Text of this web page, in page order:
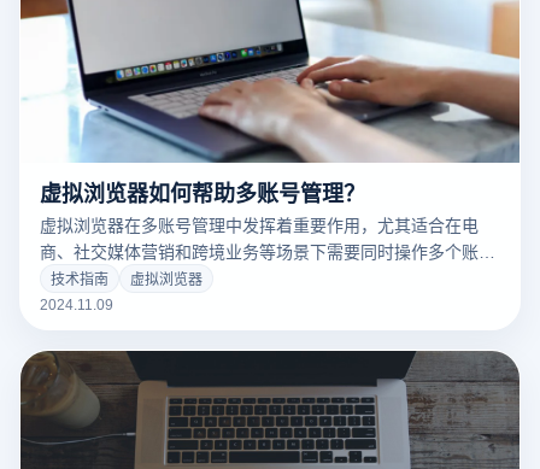
虚拟浏览器如何帮助多账号管理？
虚拟浏览器在多账号管理中发挥着重要作用，尤其适合在电
商、社交媒体营销和跨境业务等场景下需要同时操作多个账户
的用户。借助虚拟浏览器，用户可以在同一设备上安全地登录
多个账号而无需担心关联风险。该工具通过模拟不同的设备环
运行，互不干扰，从而实现更高效、安全的多账号管理。
技术指南
虚拟浏览器
2024.11.09